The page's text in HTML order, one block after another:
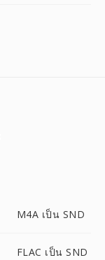
M4A เป็น SND
FLAC เป็น SND